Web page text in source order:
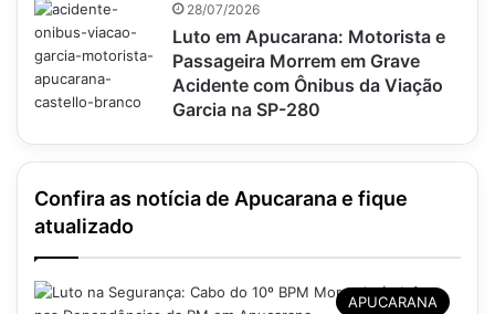
28/07/2026
Luto em Apucarana: Motorista e
Passageira Morrem em Grave
Acidente com Ônibus da Viação
Garcia na SP-280
Confira as notícia de Apucarana e fique
atualizado
APUCARANA